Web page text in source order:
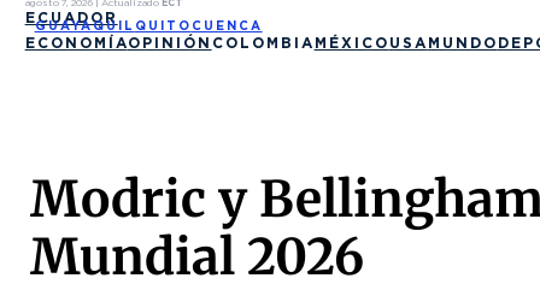
agosto 7, 2026| Actualizado ECT
ECUADOR
GUAYAQUIL QUITO CUENCA
ECONOMÍAOPINIÓN COLOMBIA MÉXICO USA MUNDO
Modric y
Mundial 2026